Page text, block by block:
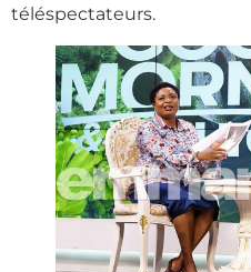
téléspectateurs.